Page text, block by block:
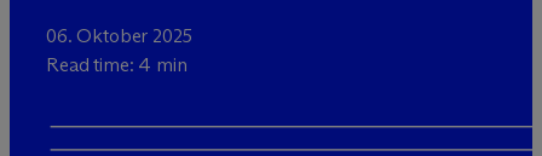
06. Oktober 2025
Read time: 4 min